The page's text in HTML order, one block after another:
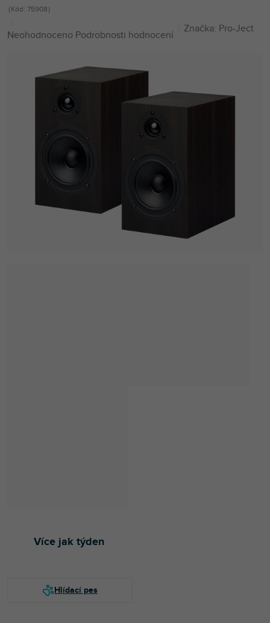
Kód: 75908
Průměrné
Neohodnoceno Podrobnosti hodnocení
Značka: Pro-Ject
Více jak týden